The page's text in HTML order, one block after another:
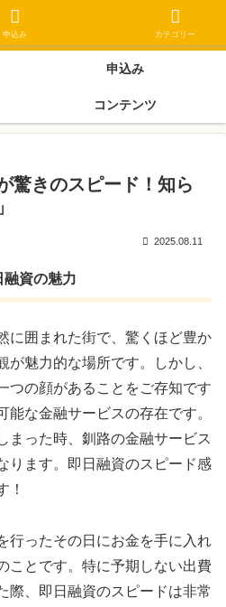
にご相談ください
申込み
コンテンツ
驚きのスピード！知ら
2025.08.11
融資の魅力
に囲まれた街で、驚くほど豊か
が魅力的な場所です。しかし、
つの顔があることをご存知です
な金融サービスの存在です。
まった時、釧路の金融サービス
ります。即日融資のスピード感
！
行ったその日にお金を手に入れ
ことです。特に予期しない出費
際、即日融資のスピードは非常
申込み カテゴリー